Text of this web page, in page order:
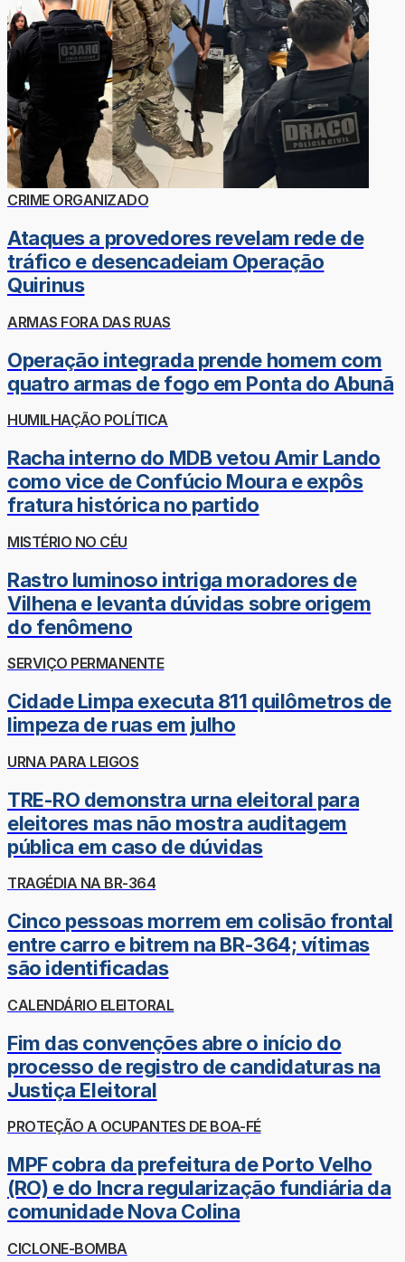
CRIME ORGANIZADO
Ataques a provedores revelam rede de
tráfico e desencadeiam Operação
Quirinus
ARMAS FORA DAS RUAS
Operação integrada prende homem com
quatro armas de fogo em Ponta do Abunã
HUMILHAÇÃO POLÍTICA
Racha interno do MDB vetou Amir Lando
como vice de Confúcio Moura e expôs
fratura histórica no partido
MISTÉRIO NO CÉU
Rastro luminoso intriga moradores de
Vilhena e levanta dúvidas sobre origem
do fenômeno
SERVIÇO PERMANENTE
Cidade Limpa executa 811 quilômetros de
limpeza de ruas em julho
URNA PARA LEIGOS
TRE-RO demonstra urna eleitoral para
eleitores mas não mostra auditagem
pública em caso de dúvidas
TRAGÉDIA NA BR-364
Cinco pessoas morrem em colisão frontal
entre carro e bitrem na BR-364; vítimas
são identificadas
CALENDÁRIO ELEITORAL
Fim das convenções abre o início do
processo de registro de candidaturas na
Justiça Eleitoral
PROTEÇÃO A OCUPANTES DE BOA-FÉ
MPF cobra da prefeitura de Porto Velho
(RO) e do Incra regularização fundiária da
comunidade Nova Colina
CICLONE-BOMBA